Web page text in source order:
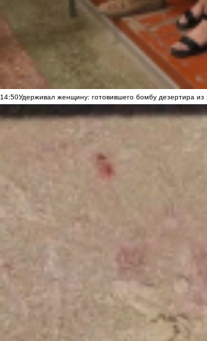
14:50Удерживал женщину: готовившего бомбу дезертира